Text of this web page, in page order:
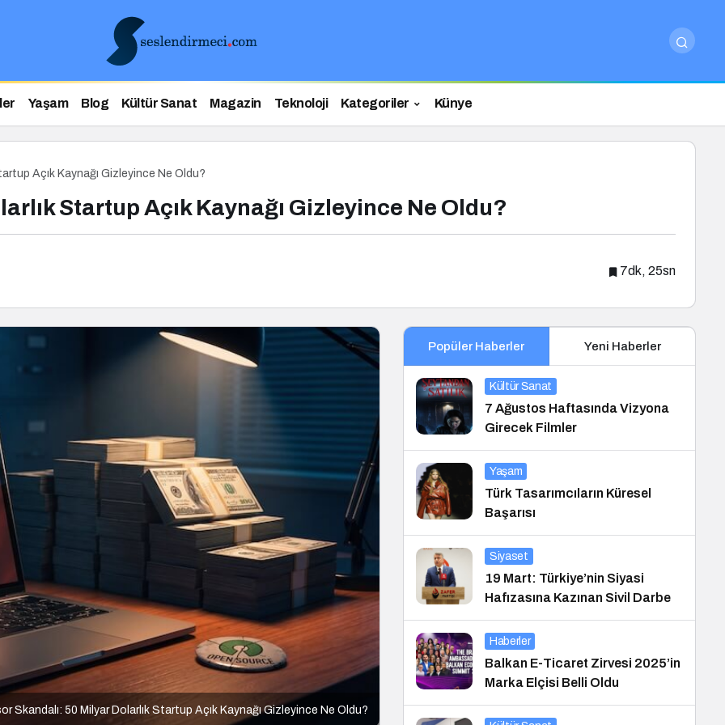
Yaşam Blog Kültür Sanat Magazin Teknoloji Kategoriler Künye
Açık Kaynağı Gizleyince Ne Oldu?
Startup Açık Kaynağı Gizleyince Ne Oldu?
7dk, 25sn
Skandalı: 50 Milyar Dolarlık Startup Açık Kaynağı Gizleyince Ne Oldu?
Popüler Haberler Yeni Haberler
Kültür Sanat
7 Ağustos Haftasında Vizyona
Girecek Filmler
Yaşam
Türk Tasarımcıların Küresel
Başarısı
Siyaset
19 Mart: Türkiye’nin Siyasi
Hafızasına Kazınan Sivil Darbe
Haberler
Balkan E-Ticaret Zirvesi 2025’in
Marka Elçisi Belli Oldu